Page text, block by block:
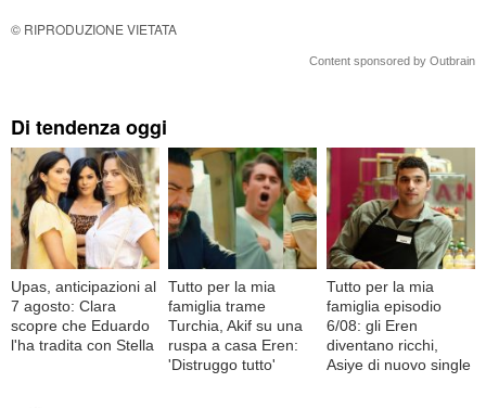
© RIPRODUZIONE VIETATA
Content sponsored by Outbrain
Di tendenza oggi
Upas, anticipazioni al
7 agosto: Clara
scopre che Eduardo
l'ha tradita con Stella
Tutto per la mia
famiglia trame
Turchia, Akif su una
ruspa a casa Eren:
'Distruggo tutto'
Tutto per la mia
famiglia episodio
6/08: gli Eren
diventano ricchi,
Asiye di nuovo single